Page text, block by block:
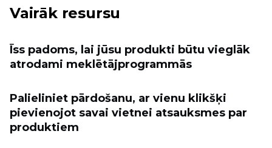
Vairāk resursu
Īss padoms, lai jūsu produkti būtu vieglāk
atrodami meklētājprogrammās
Palieliniet pārdošanu, ar vienu klikšķi
pievienojot savai vietnei atsauksmes par
produktiem